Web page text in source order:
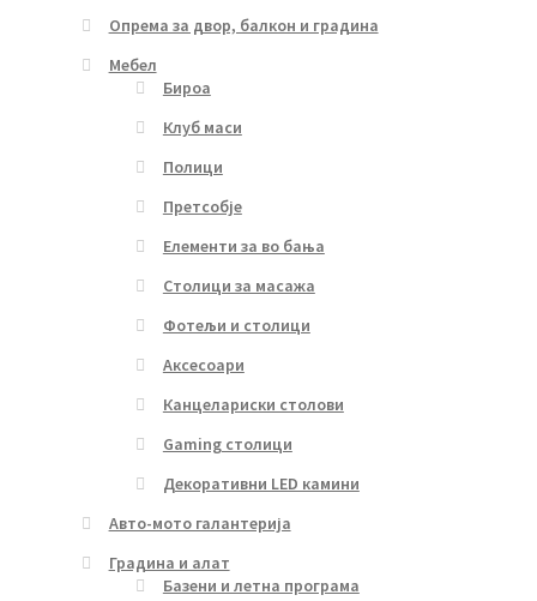
Опрема за двор, балкон и градина
Мебел
Бироа
Клуб маси
Полици
Претсобје
Елементи за во бања
Столици за масажа
Фотељи и столици
Аксесоари
Канцелариски столови
Gaming столици
Декоративни LED камини
Авто-мото галантерија
Градина и алат
Базени и летна програма